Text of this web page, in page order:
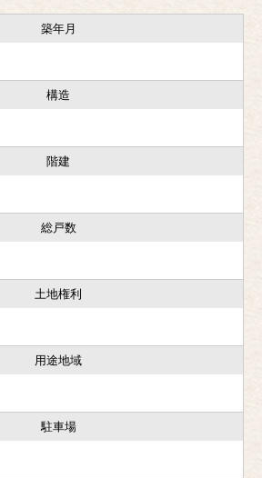
築年月
構造
階建
総戸数
土地権利
用途地域
駐車場